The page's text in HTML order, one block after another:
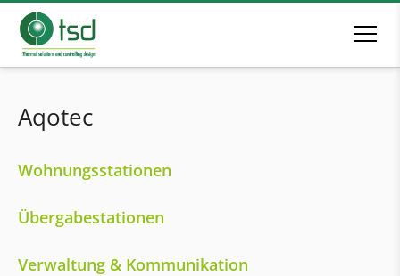
Aqotec
Wohnungsstationen
Übergabestationen
Verwaltung & Kommunikation